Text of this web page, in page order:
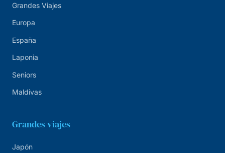
Grandes Viajes
Europa
España
Laponia
Seniors
Maldivas
Grandes viajes
Japón